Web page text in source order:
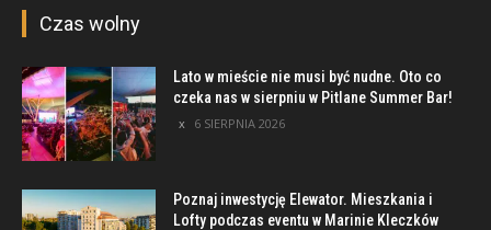
Czas wolny
Lato w mieście nie musi być nudne. Oto co
czeka nas w sierpniu w Pitlane Summer Bar!
6 SIERPNIA 2026
Poznaj inwestycję Elewator. Mieszkania i
Lofty podczas eventu w Marinie Kleczków